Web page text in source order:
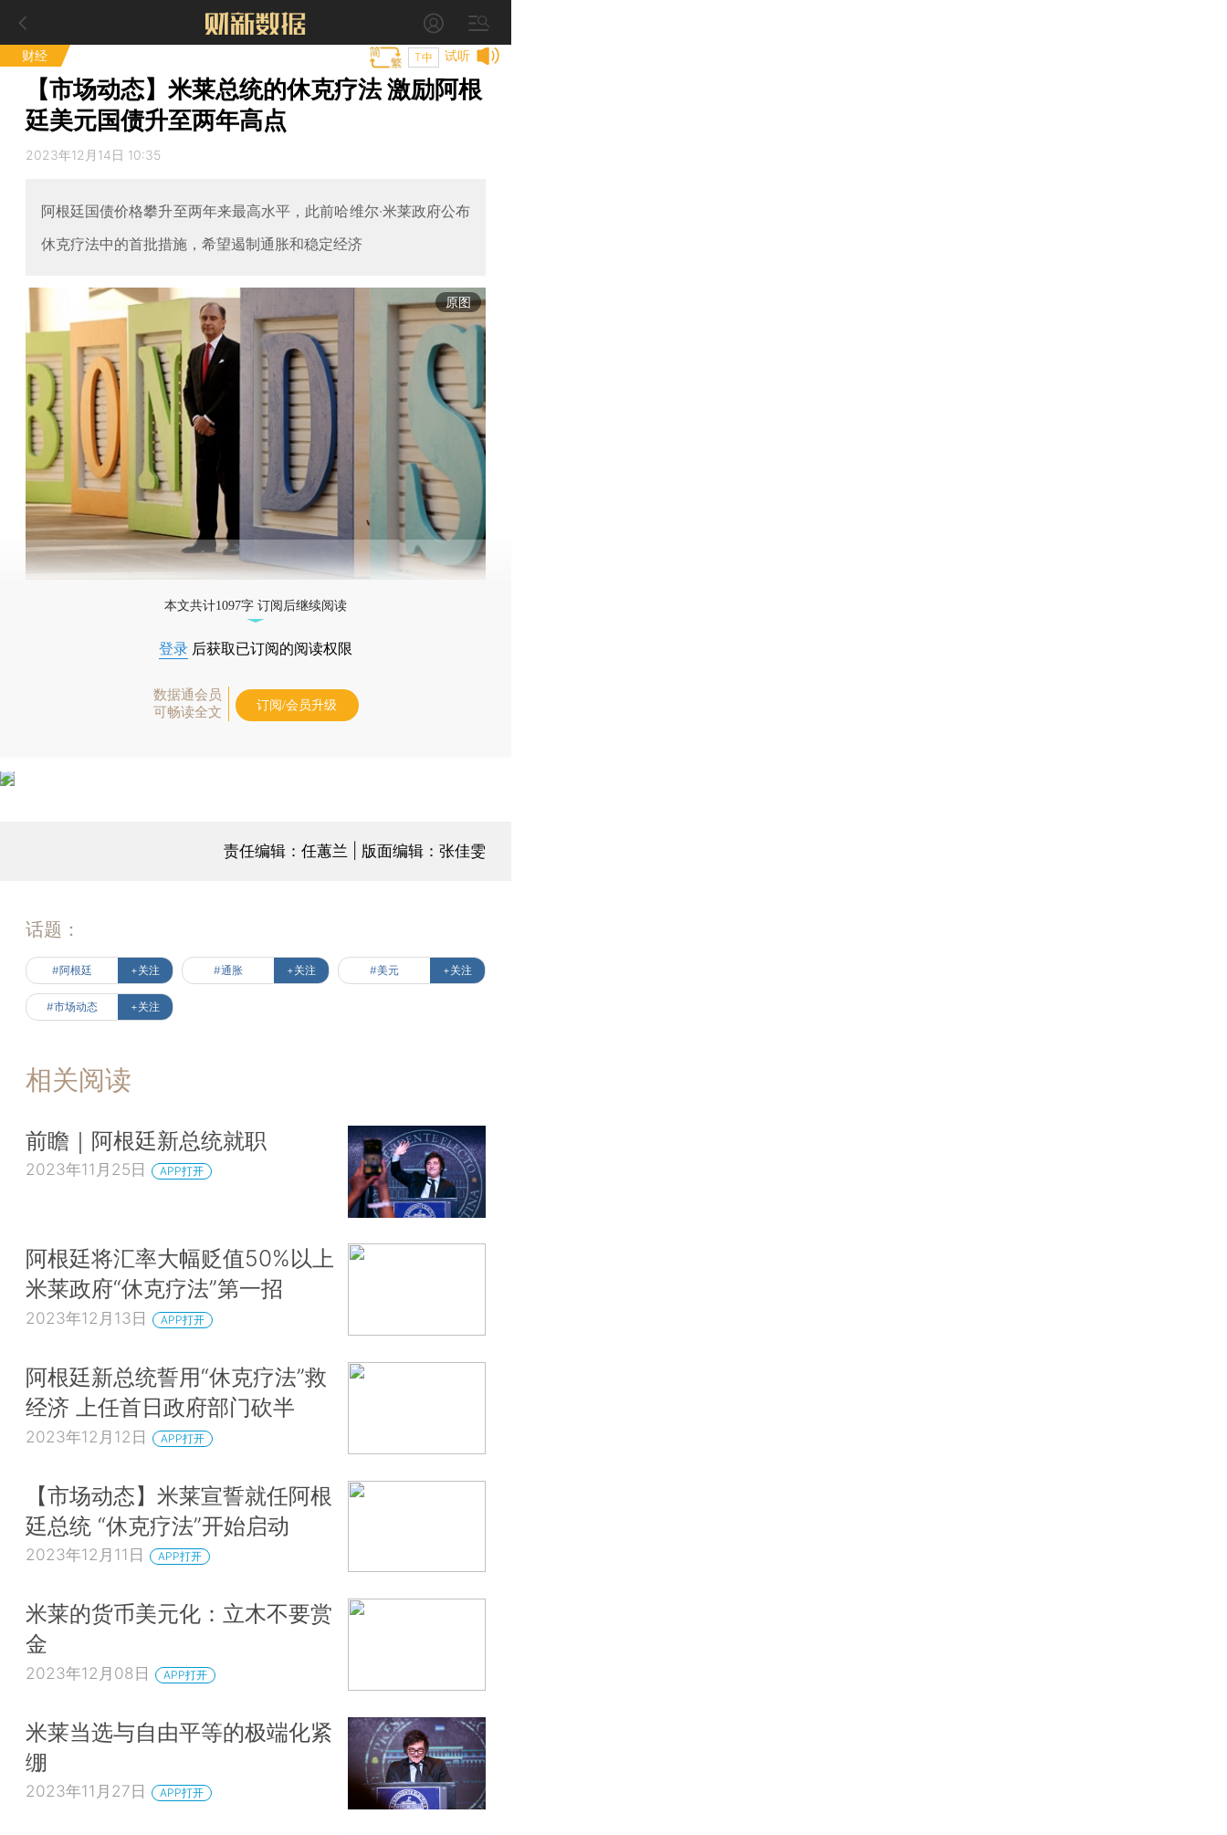
财经 试听
T中
【市场动态】米莱总统的休克疗法 激励阿根
廷美元国债升至两年高点
2023年12月14日 10:35
阿根廷国债价格攀升至两年来最高水平，此前哈维尔·米莱政府公布
休克疗法中的首批措施，希望遏制通胀和稳定经济
原图
本文共计1097字 订阅后继续阅读
登录 后获取已订阅的阅读权限
数据通会员
可畅读全文
订阅/会员升级
责任编辑：任蕙兰 | 版面编辑：张佳雯
话题：
#阿根廷 +关注 #通胀 +关注 #美元 +关注
#市场动态 +关注
相关阅读
前瞻｜阿根廷新总统就职
2023年11月25日 APP打开
阿根廷将汇率大幅贬值50%以上
米莱政府“休克疗法”第一招
2023年12月13日 APP打开
阿根廷新总统誓用“休克疗法”救
经济 上任首日政府部门砍半
2023年12月12日 APP打开
【市场动态】米莱宣誓就任阿根
廷总统 “休克疗法”开始启动
2023年12月11日 APP打开
米莱的货币美元化：立木不要赏
金
2023年12月08日 APP打开
米莱当选与自由平等的极端化紧
绷
2023年11月27日 APP打开